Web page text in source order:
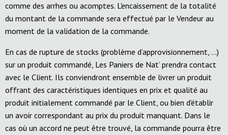
comme des arrhes ou acomptes. L'encaissement de la totalité
du montant de la commande sera effectué par le Vendeur au
moment de la validation de la commande.
En cas de rupture de stocks (problème d’approvisionnement, …)
sur un produit commandé, Les Paniers de Nat’ prendra contact
avec le Client. Ils conviendront ensemble de livrer un produit
offrant des caractéristiques identiques en prix et qualité au
produit initialement commandé par le Client, ou bien d'établir
un avoir correspondant au prix du produit manquant. Dans le
cas où un accord ne peut être trouvé, la commande pourra être